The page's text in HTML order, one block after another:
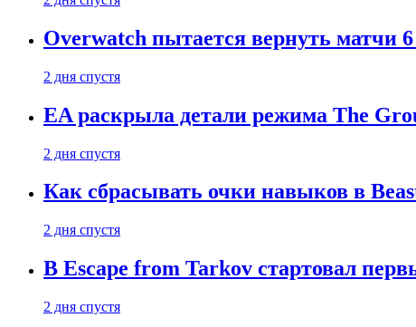
Overwatch пытается вернуть матчи
2 дня спустя
EA раскрыла детали режима The
2 дня спустя
Как сбрасывать очки навыков в
2 дня спустя
В Escape from Tarkov стартовал
2 дня спустя